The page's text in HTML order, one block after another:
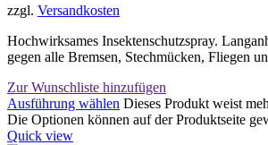
zzgl. Versandkosten
Hochwirksames Insektenschutzspray.
gegen alle Bremsen, Stechmücken, Fliegen
Zur Wunschliste hinzufügen
Ausführung wählen Dieses Produkt weist
Die Optionen können auf der Produktseite
Quick view